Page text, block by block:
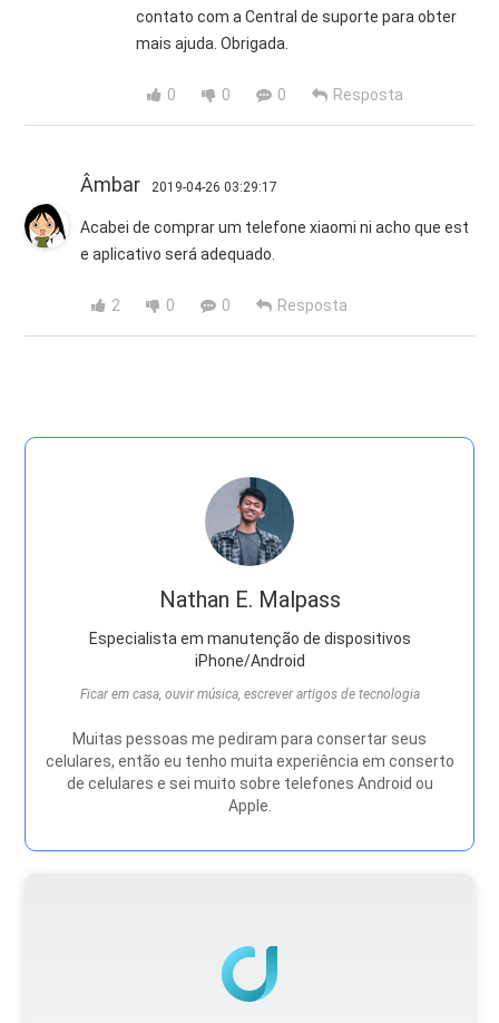
contato com a Central de suporte para obter
mais ajuda. Obrigada.
0 0 0 Resposta
Âmbar 2019-04-26 03:29:17
Acabei de comprar um telefone xiaomi ni acho que est
e aplicativo será adequado.
2 0 0 Resposta
Nathan E. Malpass
Especialista em manutenção de dispositivos
iPhone/Android
Ficar em casa, ouvir música, escrever artigos de tecnologia
Muitas pessoas me pediram para consertar seus
celulares, então eu tenho muita experiência em conserto
de celulares e sei muito sobre telefones Android ou
Apple.